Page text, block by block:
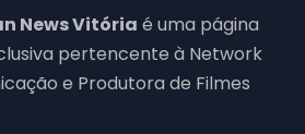
News Vitória é uma página
pertencente à Network
e Produtora de Filmes